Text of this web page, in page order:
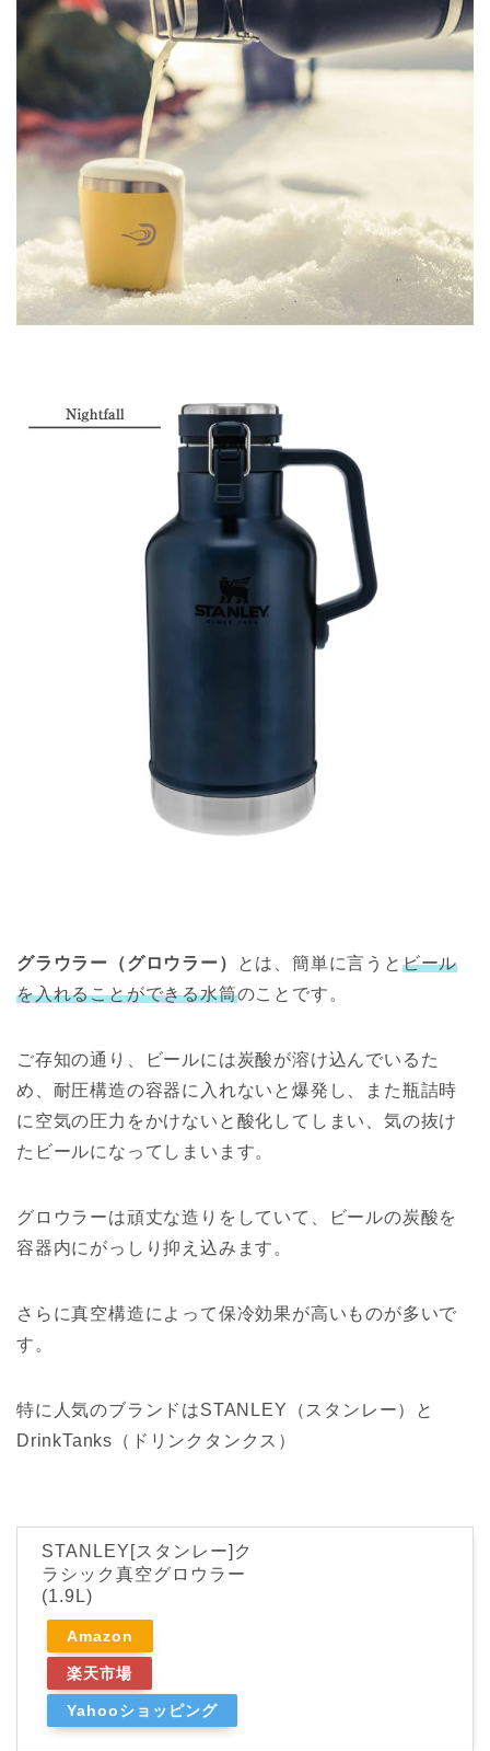
グラウラー（グロウラー） とは、簡単に言うと ビール
を入れることができる水筒のことです。
ご存知の通り、ビールには炭酸が溶け込んでいるた
め、耐圧構造の容器に入れないと爆発し、また瓶詰時
に空気の圧力をかけないと酸化してしまい、気の抜け
たビールになってしまいます。
グロウラーは頑丈な造りをしていて、ビールの炭酸を
容器内にがっしり抑え込みます。
さらに真空構造によって保冷効果が高いものが多いで
す。
特に人気のブランドはSTANLEY（スタンレー）と
DrinkTanks（ドリンクタンクス）
STANLEY[スタンレー]ク
ラシック真空グロウラー
(1.9L)
Amazon
楽天市場
Yahooショッピング